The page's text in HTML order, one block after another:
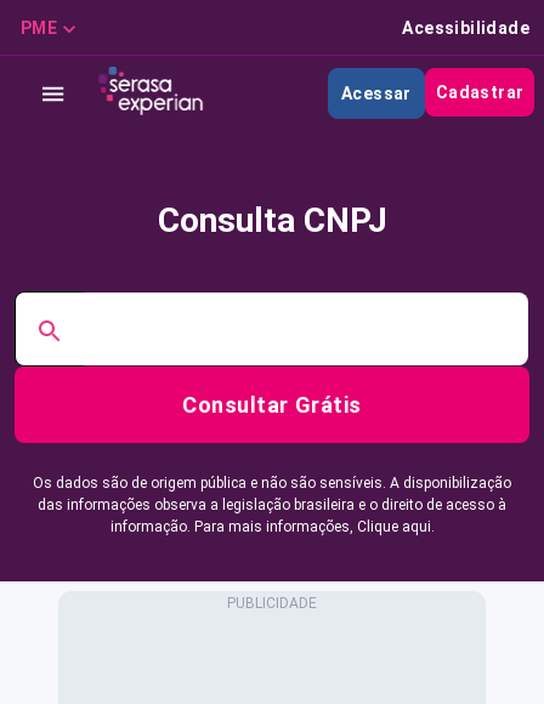
PME Acessibilidade
Acessar Cadastrar
Consulta CNPJ
Consultar Grátis
Os dados são de origem pública e não são sensíveis. A disponibilização
das informações observa a legislação brasileira e o direito de acesso à
informação. Para mais informações, Clique aqui.